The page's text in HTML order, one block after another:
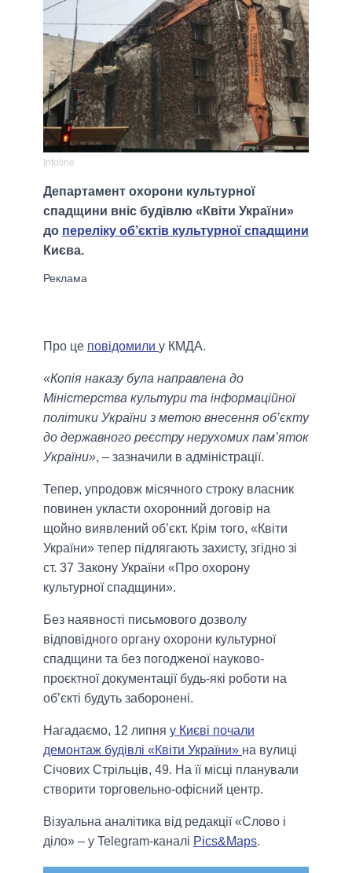
Infoline
Департамент охорони культурної
спадщини вніс будівлю «Квіти України»
до переліку об’єктів культурної спадщини
Києва.
Про це повідомили у КМДА.
«Копія наказу була направлена до
Міністерства культури та інформаційної
політики України з метою внесення об’єкту
до державного реєстру нерухомих пам’яток
України», – зазначили в адміністрації.
Тепер, упродовж місячного строку власник
повинен укласти охоронний договір на
щойно виявлений об’єкт. Крім того, «Квіти
України» тепер підлягають захисту, згідно зі
ст. 37 Закону України «Про охорону
культурної спадщини».
Без наявності письмового дозволу
відповідного органу охорони культурної
спадщини та без погодженої науково-
проєктної документації будь-які роботи на
об’єкті будуть заборонені.
Нагадаємо, 12 липня у Києві почали
демонтаж будівлі «Квіти України» на вулиці
Січових Стрільців, 49. На її місці планували
створити торговельно-офісний центр.
Візуальна аналітика від редакції «Слово і
діло» – у Telegram-каналі Pics&Maps.